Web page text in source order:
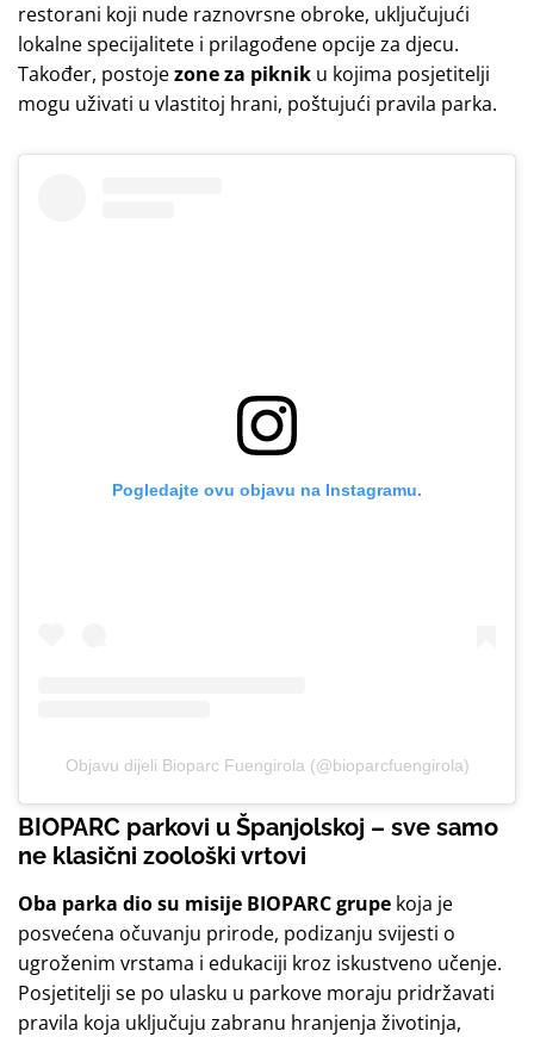
restorani koji nude raznovrsne obroke, uključujući
lokalne specijalitete i prilagođene opcije za djecu.
Također, postojezone za piknik u kojima posjetitelji
mogu uživati u vlastitoj hrani, poštujući pravila parka.
Pogledajte ovu objavu na Instagramu.
Objavu dijeli Bioparc Fuengirola (@bioparcfuengirola)
BIOPARC parkovi u Španjolskoj – sve samo
ne klasični zoološki vrtovi
Oba parka dio su misije BIOPARC grupe koja je
posvećena očuvanju prirode, podizanju svijesti o
ugroženim vrstama i edukaciji kroz iskustveno učenje.
Posjetitelji se po ulasku u parkove moraju pridržavati
pravila koja uključuju zabranu hranjenja životinja,